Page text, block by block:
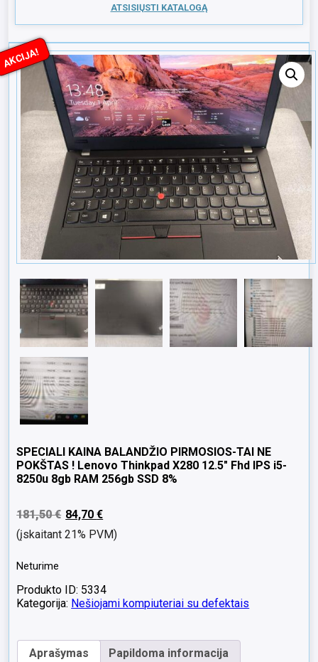
ATSISIŲSTI KATALOGĄ
AKCIJA!
SPECIALI KAINA BALANDŽIO PIRMOSIOS-TAI NE
POKŠTAS ! Lenovo Thinkpad X280 12.5″ Fhd IPS i5-
8250u 8gb RAM 256gb SSD 8%
181,50€ 84,70€
(įskaitant 21% PVM)
Neturime
Produkto ID: 5334
Kategorija: Nešiojami kompiuteriai su defektais
Aprašymas Papildoma informacija